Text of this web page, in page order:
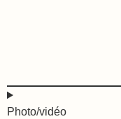
Photo/vidéo